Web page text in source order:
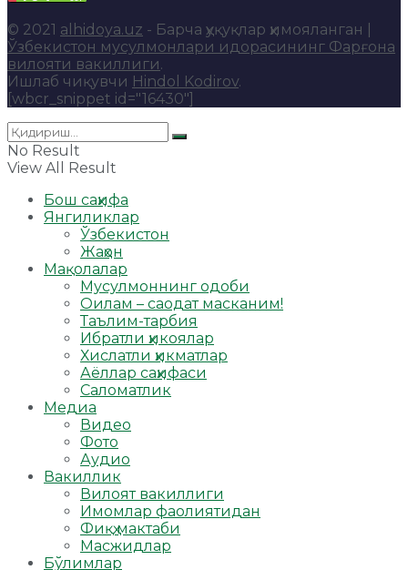
© 2021 alhidoya.uz - Барча ҳуқуқлар ҳимояланган |
Ўзбекистон мусулмонлари идорасининг Фарғона
вилояти вакиллиги.
Ишлаб чиқувчи Hindol Kodirov.
[wbcr_snippet id="16430"]
No Result
View All Result
Бош саҳифа
Янгиликлар
Ўзбекистон
Жаҳон
Мақолалар
Мусулмоннинг одоби
Оилам – саодат масканим!
Таълим-тарбия
Ибратли ҳикоялар
Хислатли ҳикматлар
Аёллар саҳифаси
Саломатлик
Медиа
Видео
Фото
Аудио
Вакиллик
Вилоят вакиллиги
Имомлар фаолиятидан
Фиқҳ мактаби
Масжидлар
Бўлимлар